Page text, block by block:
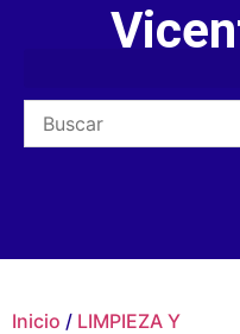
Inicio / LIMPIEZA Y